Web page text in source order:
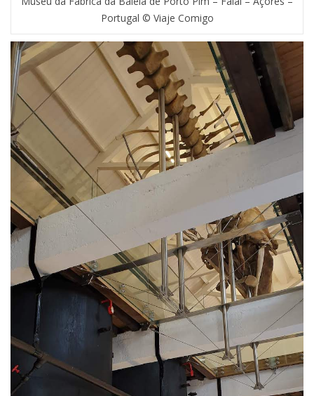
Portugal © Viaje Comigo